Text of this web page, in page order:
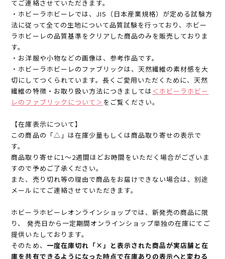
てご連絡させていただきます。
・ホビーラホビーレでは、JIS（日本産業規格）が定める試験方
法に従って全ての生地について品質試験を行っており、ホビー
ラホビーレの品質基準をクリアした商品のみを販売しておりま
す。
・お洋服や小物などの画像は、参考作品です。
・ホビーラホビーレのファブリックは、天然繊維の素材感を大
切にしてつくられています。長くご愛用いただくために、天然
繊維の特徴・お取り扱い方法につきましては＜ホビーラホビー
レのファブリックについて＞ をご覧ください。
【在庫表示について】
この商品の「△」は在庫少量もしくは商品取り寄せの表示で
す。
商品取り寄せに1～2週間ほどお時間をいただく場合がございま
すので予めご了承ください。
また、売り切れ等の理由で商品をお届けできない場合は、別途
メールにてご連絡させていただきます。
ホビーラホビーレオンラインショップでは、新発売の商品に限
り、 発売日から一定期間オンラインショップ単独の在庫にてご
提供いたしております。
そのため、 一度在庫切れ「×」と表示された商品が実店舗と在
庫を共有できるようになった時点で在庫ありの表示へと変わる